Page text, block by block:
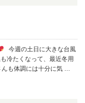
今週の土日に大きな台風
冷たくなって、最近冬用
んも体調には十分に気 …